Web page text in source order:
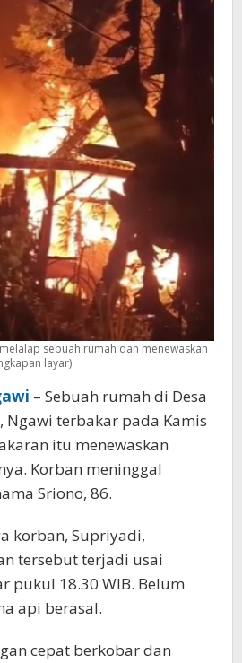
sebuah rumah dan menewaskan
layar)
– Sebuah rumah di Desa
Ngawi terbakar pada Kamis
itu menewaskan
Korban meninggal
Sriono, 86.
korban, Supriyadi,
tersebut terjadi usai
pukul 18.30 WIB. Belum
api berasal.
cepat berkobar dan